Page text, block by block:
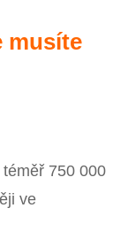
musíte
750 000
ve